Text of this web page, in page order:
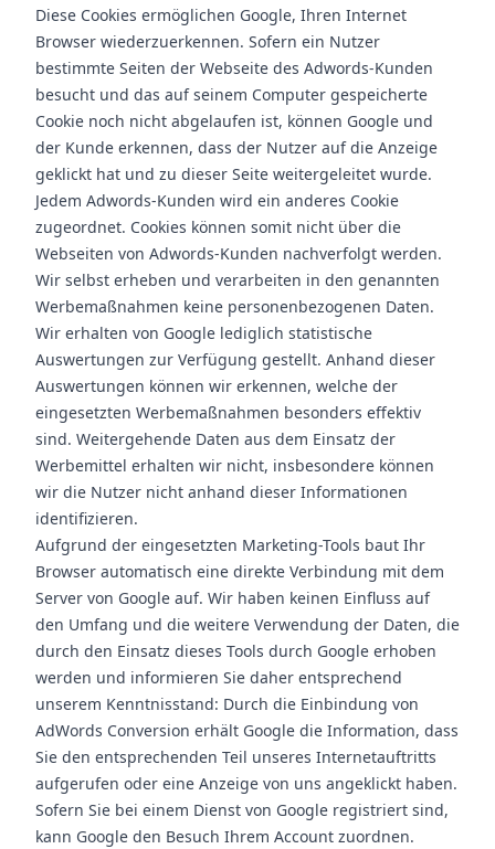
Diese Cookies ermöglichen Google, Ihren Internet
Browser wiederzuerkennen. Sofern ein Nutzer
bestimmte Seiten der Webseite des Adwords-Kunden
besucht und das auf seinem Computer gespeicherte
Cookie noch nicht abgelaufen ist, können Google und
der Kunde erkennen, dass der Nutzer auf die Anzeige
geklickt hat und zu dieser Seite weitergeleitet wurde.
Jedem Adwords-Kunden wird ein anderes Cookie
zugeordnet. Cookies können somit nicht über die
Webseiten von Adwords-Kunden nachverfolgt werden.
Wir selbst erheben und verarbeiten in den genannten
Werbemaßnahmen keine personenbezogenen Daten.
Wir erhalten von Google lediglich statistische
Auswertungen zur Verfügung gestellt. Anhand dieser
Auswertungen können wir erkennen, welche der
eingesetzten Werbemaßnahmen besonders effektiv
sind. Weitergehende Daten aus dem Einsatz der
Werbemittel erhalten wir nicht, insbesondere können
wir die Nutzer nicht anhand dieser Informationen
identifizieren.
Aufgrund der eingesetzten Marketing-Tools baut Ihr
Browser automatisch eine direkte Verbindung mit dem
Server von Google auf. Wir haben keinen Einfluss auf
den Umfang und die weitere Verwendung der Daten, die
durch den Einsatz dieses Tools durch Google erhoben
werden und informieren Sie daher entsprechend
unserem Kenntnisstand: Durch die Einbindung von
AdWords Conversion erhält Google die Information, dass
Sie den entsprechenden Teil unseres Internetauftritts
aufgerufen oder eine Anzeige von uns angeklickt haben.
Sofern Sie bei einem Dienst von Google registriert sind,
kann Google den Besuch Ihrem Account zuordnen.